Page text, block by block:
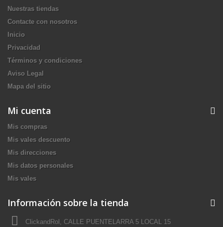
Nuestras tiendas
Contacte con nosotros
Inicio
Privacidad
Términos y condiciones
Aviso Legal
Mapa del sitio
Mi cuenta
Mis compras
Mis vales descuento
Mis direcciones
Mis datos personales
Mis vales
Información sobre la tienda
ClickandRol, CALLE PUENTELARRA 5 LOCAL 15